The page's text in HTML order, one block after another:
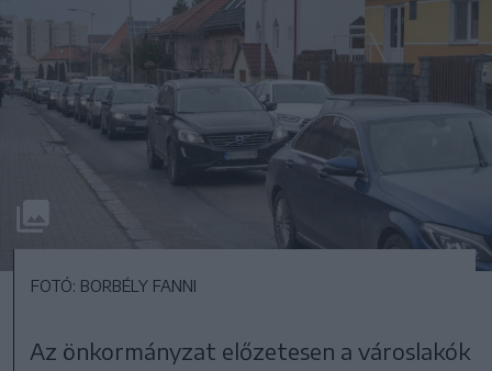
FOTÓ: BORBÉLY FANNI
Az önkormányzat előzetesen a városlakók